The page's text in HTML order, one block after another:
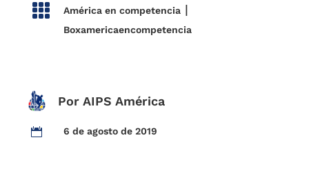
 América en competencia|
Boxamericaencompetencia
Por AIPS América
 6 de agosto de 2019